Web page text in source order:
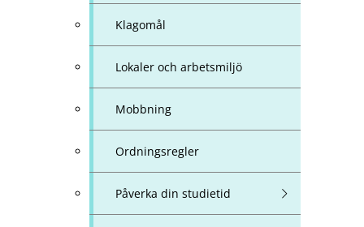
Klagomål
Lokaler och arbetsmiljö
Mobbning
Ordningsregler
Påverka din studietid